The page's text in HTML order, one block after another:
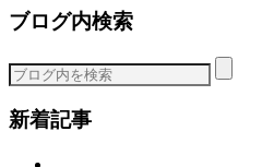
ゴ
ー
ブログ内検索
新着記事